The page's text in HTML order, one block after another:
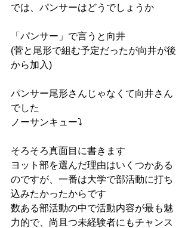
では、パンサーはどうでしょうか
「パンサー」で言うと向井
(菅と尾形で組む予定だったが向井が後
から加入)
パンサー尾形さんじゃなくて向井さん
でした
ノーサンキュー⤵︎
そろそろ真面目に書きます
ヨット部を選んだ理由はいくつかある
のですが、一番は大学で部活動に打ち
込みたかったからです
数ある部活動の中で活動内容が最も魅
力的で、尚且つ未経験者にもチャンス